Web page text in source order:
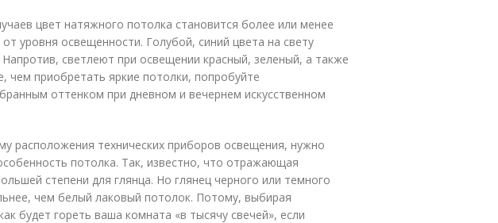
цвет натяжного потолка становится более или менее
уровня освещенности. Голубой, синий цвета на свету
светлеют при освещении красный, зеленый, а также
чем приобретать яркие потолки, попробуйте
оттенком при дневном и вечернем искусственном
расположения технических приборов освещения, нужно
потолка. Так, известно, что отражающая
степени для глянца. Но глянец черного или темного
чем белый лаковый потолок. Потому, выбирая
будет гореть ваша комната «в тысячу свечей», если